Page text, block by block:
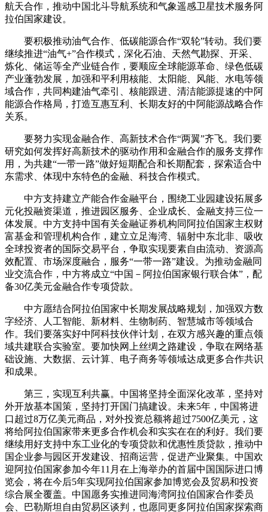
航天合作，推动中国北斗导航系统和气象遥感卫星技术服务阿
拉伯国家建设。
要积极推动油气合作、低碳能源合作“双轮”转动。我们要
继续推进“油气+”合作模式，深化石油、天然气勘探、开采、
炼化、储运等全产业链合作，要顺应全球能源革命、绿色低碳
产业蓬勃发展，加强和平利用核能、太阳能、风能、水电等领
域合作，共同构建油气牵引、核能跟进、清洁能源提速的中阿
能源合作格局，打造互惠互利、长期友好的中阿能源战略合作
关系。
要努力实现金融合作、高新技术合作“两翼”齐飞。我们要
研究如何发挥好高新技术的驱动作用和金融合作的服务支撑作
用，为共建“一带一路”做好短期配合和长期配套，探索适合中
东需求、体现中东特色的金融、科技合作模式。
中方支持建立产能合作金融平台，围绕工业园建设拓展多
元化投融资渠道，推进园区服务、企业成长、金融支持三位一
体发展。中方支持中国有关金融证券机构同阿拉伯国家主权财
富基金和管理机构合作，建立立足海湾、辐射中东北非、吸收
全球投资者的国际交易平台，争取实现要素自由流动、资源高
效配置、市场深度融合，服务“一带一路”建设。为推动金融同
业交流合作，中方将成立“中国－阿拉伯国家银行联合体”，配
备30亿美元金融合作专项贷款。
中方愿结合阿拉伯国家中长期发展战略规划，加强双方数
字经济、人工智能、新材料、生物制药、智慧城市等领域合
作。我们要落实好中阿科技伙伴计划，在双方感兴趣的重点领
域共建联合实验室。要加快网上丝绸之路建设，争取在网络基
础设施、大数据、云计算、电子商务等领域达成更多合作共识
和成果。
第三，实现互利共赢。中国将坚持全面深化改革，坚持对
外开放基本国策，坚持打开国门搞建设。未来5年，中国将进
口超过8万亿美元商品，对外投资总额将超过7500亿美元，这
将给阿拉伯国家带来更多合作机会和实实在在的利好。我们要
继续用好支持中东工业化的专项贷款和优惠性质贷款，推动中
国企业参与园区开发建设、招商运营，促进产业聚集。中国欢
迎阿拉伯国家参加今年11月在上海举办的首届中国国际进口博
览会，将在今后5年实现阿拉伯国家参加博览会及贸易和投资
综合展全覆盖。中国愿务实推进同海湾阿拉伯国家合作委员
会、巴勒斯坦自由贸易区谈判，也愿同更多阿拉伯国家探索商